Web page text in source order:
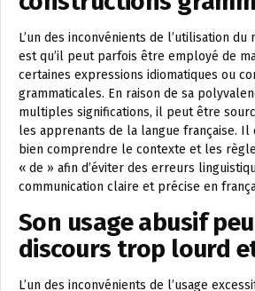
L’un des inconvénients de l’utilisation
est qu’il peut parfois être employé de
certaines expressions idiomatiques ou
grammaticales. En raison de sa
multiples significations, il peut être
les apprenants de la langue française. Il
bien comprendre le contexte et les
« de » afin d’éviter des erreurs
communication claire et précise en
Son usage abusif
discours trop lourd
L’un des inconvénients de l’usage